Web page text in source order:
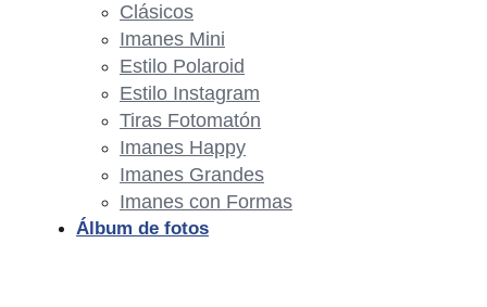
Clásicos
Imanes Mini
Estilo Polaroid
Estilo Instagram
Tiras Fotomatón
Imanes Happy
Imanes Grandes
Imanes con Formas
Álbum de fotos